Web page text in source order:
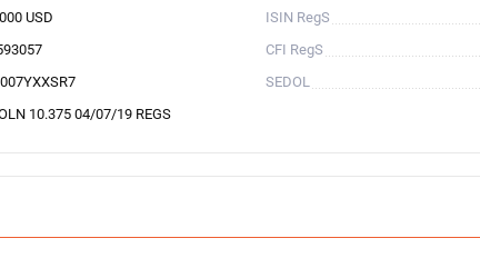
USD
ISIN RegS
CFI RegS
SEDOL
10.375 04/07/19 REGS